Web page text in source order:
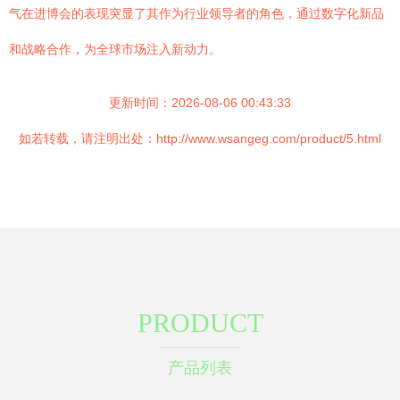
气在进博会的表现突显了其作为行业领导者的角色，通过数字化新品
和战略合作，为全球市场注入新动力。
更新时间：2026-08-06 00:43:33
如若转载，请注明出处：http://www.wsangeg.com/product/5.html
PRODUCT
产品列表